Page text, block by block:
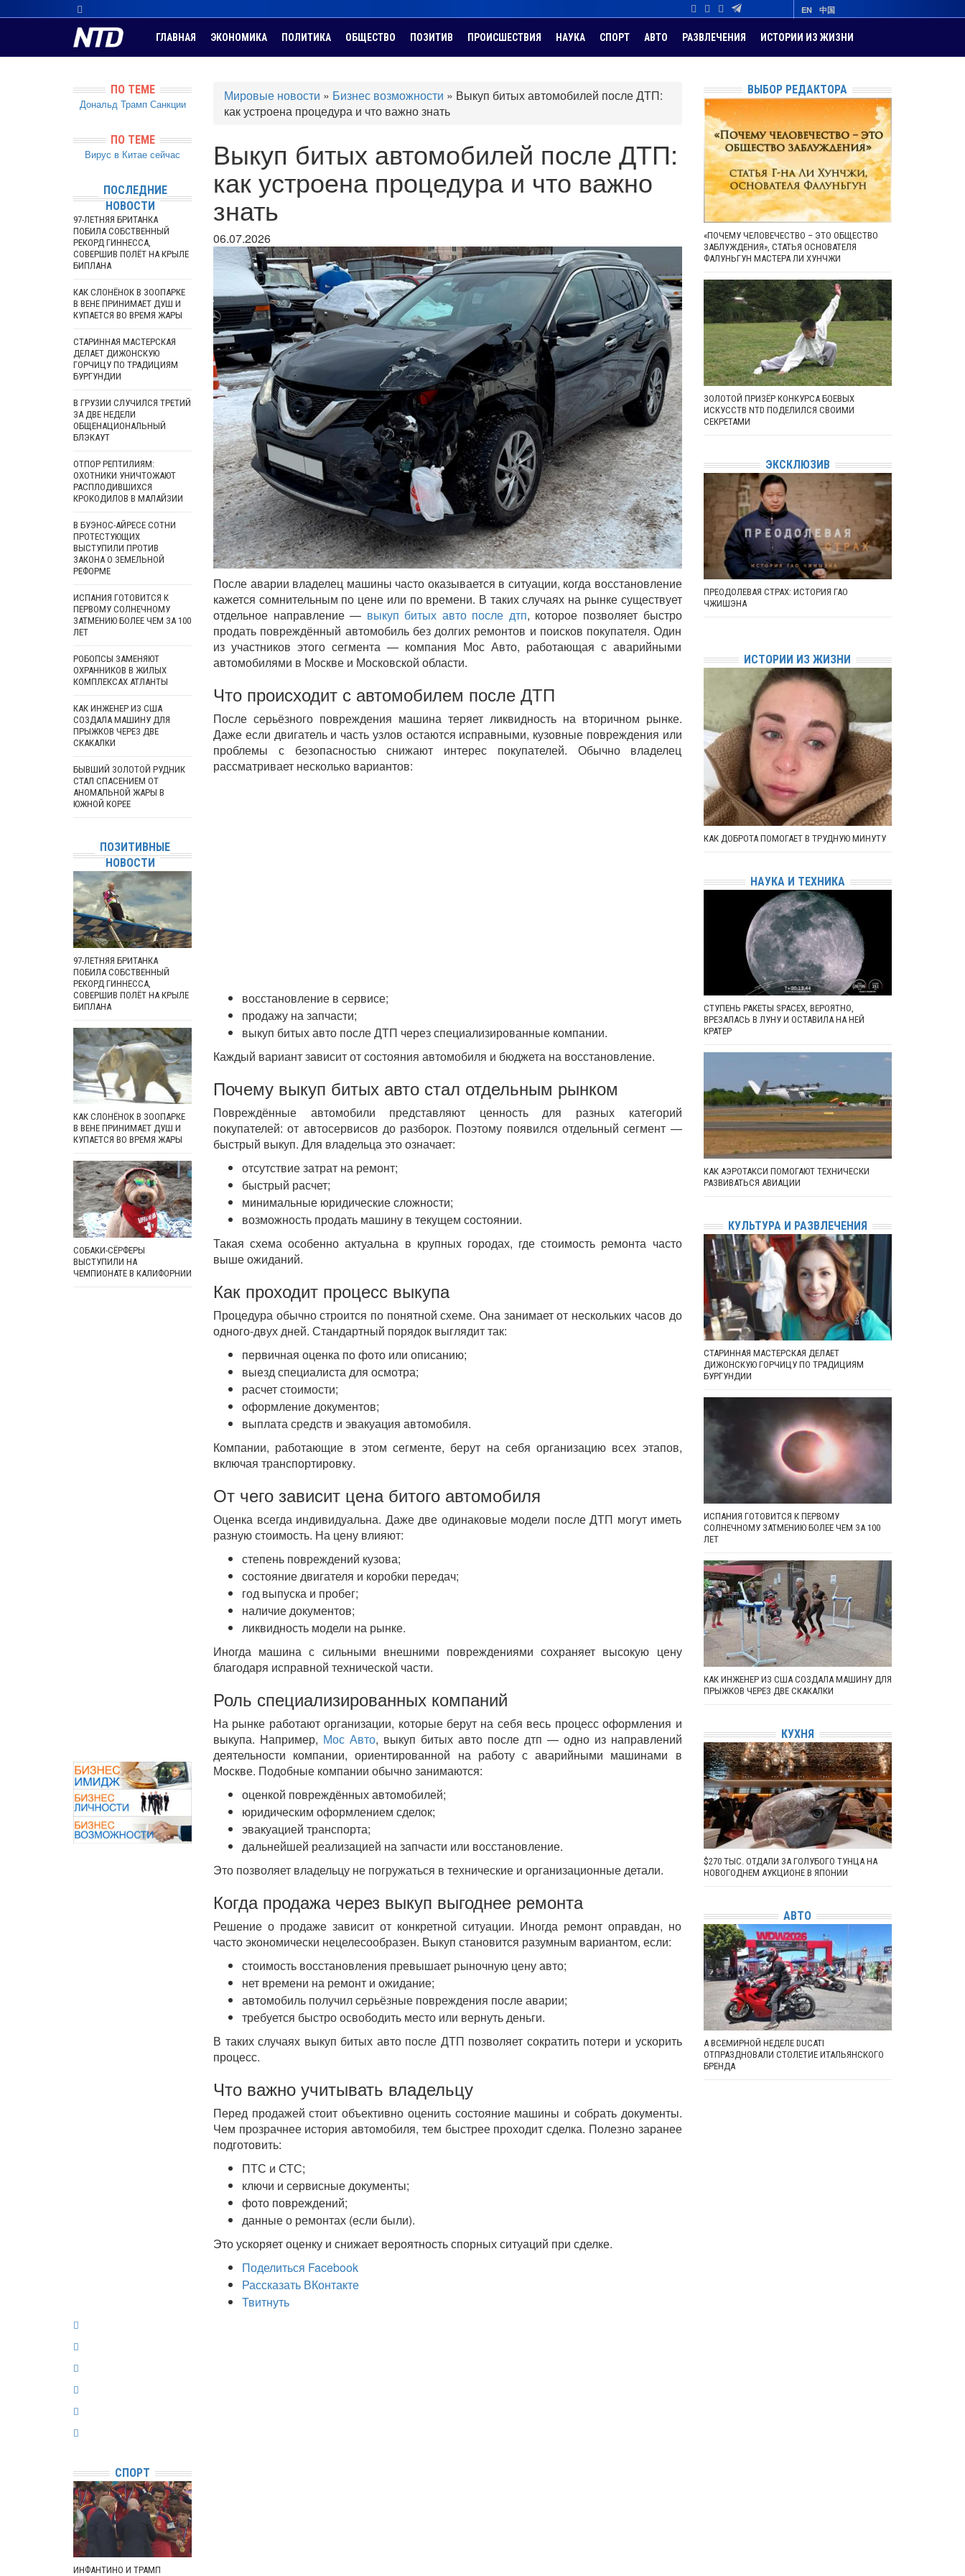
EN 中国
ГЛАВНАЯ ЭКОНОМИКА ПОЛИТИКА ОБЩЕСТВО ПОЗИТИВ ПРОИСШЕСТВИЯ НАУКА СПОРТ АВТО РАЗВЛЕЧЕНИЯ ИСТОРИИ ИЗ ЖИЗНИ
Мировые новости » Бизнес возможности » Выкуп битых автомобилей после ДТП:
как устроена процедура и что важно знать
Выкуп битых автомобилей после ДТП:
как устроена процедура и что важно
знать
06.07.2026
После аварии владелец машины часто оказывается в ситуации, когда восстановление
кажется сомнительным по цене или по времени. В таких случаях на рынке существует
отдельное направление — выкуп битых авто после дтп, которое позволяет быстро
продать повреждённый автомобиль без долгих ремонтов и поисков покупателя. Один
из участников этого сегмента — компания Мос Авто, работающая с аварийными
автомобилями в Москве и Московской области.
Что происходит с автомобилем после ДТП
После серьёзного повреждения машина теряет ликвидность на вторичном рынке.
Даже если двигатель и часть узлов остаются исправными, кузовные повреждения или
проблемы с безопасностью снижают интерес покупателей. Обычно владелец
рассматривает несколько вариантов:
восстановление в сервисе;
продажу на запчасти;
выкуп битых авто после ДТП через специализированные компании.
Каждый вариант зависит от состояния автомобиля и бюджета на восстановление.
Почему выкуп битых авто стал отдельным рынком
Повреждённые автомобили представляют ценность для разных категорий
покупателей: от автосервисов до разборок. Поэтому появился отдельный сегмент —
быстрый выкуп. Для владельца это означает:
отсутствие затрат на ремонт;
быстрый расчет;
минимальные юридические сложности;
возможность продать машину в текущем состоянии.
Такая схема особенно актуальна в крупных городах, где стоимость ремонта часто
выше ожиданий.
Как проходит процесс выкупа
Процедура обычно строится по понятной схеме. Она занимает от нескольких часов до
одного-двух дней. Стандартный порядок выглядит так:
первичная оценка по фото или описанию;
выезд специалиста для осмотра;
расчет стоимости;
оформление документов;
выплата средств и эвакуация автомобиля.
Компании, работающие в этом сегменте, берут на себя организацию всех этапов,
включая транспортировку.
От чего зависит цена битого автомобиля
Оценка всегда индивидуальна. Даже две одинаковые модели после ДТП могут иметь
разную стоимость. На цену влияют:
степень повреждений кузова;
состояние двигателя и коробки передач;
год выпуска и пробег;
наличие документов;
ликвидность модели на рынке.
Иногда машина с сильными внешними повреждениями сохраняет высокую цену
благодаря исправной технической части.
Роль специализированных компаний
На рынке работают организации, которые берут на себя весь процесс оформления и
выкупа. Например, Мос Авто, выкуп битых авто после дтп — одно из направлений
деятельности компании, ориентированной на работу с аварийными машинами в
Москве. Подобные компании обычно занимаются:
оценкой повреждённых автомобилей;
юридическим оформлением сделок;
эвакуацией транспорта;
дальнейшей реализацией на запчасти или восстановление.
Это позволяет владельцу не погружаться в технические и организационные детали.
Когда продажа через выкуп выгоднее ремонта
Решение о продаже зависит от конкретной ситуации. Иногда ремонт оправдан, но
часто экономически нецелесообразен. Выкуп становится разумным вариантом, если:
стоимость восстановления превышает рыночную цену авто;
нет времени на ремонт и ожидание;
автомобиль получил серьёзные повреждения после аварии;
требуется быстро освободить место или вернуть деньги.
В таких случаях выкуп битых авто после ДТП позволяет сократить потери и ускорить
процесс.
Что важно учитывать владельцу
Перед продажей стоит объективно оценить состояние машины и собрать документы.
Чем прозрачнее история автомобиля, тем быстрее проходит сделка. Полезно заранее
подготовить:
ПТС и СТС;
ключи и сервисные документы;
фото повреждений;
данные о ремонтах (если были).
Это ускоряет оценку и снижает вероятность спорных ситуаций при сделке.
Поделиться Facebook
Рассказать ВКонтакте
Твитнуть
ПО ТЕМЕ
Дональд Трамп Санкции
ПО ТЕМЕ
Вирус в Китае сейчас
ПОСЛЕДНИЕ
НОВОСТИ
97-ЛЕТНЯЯ БРИТАНКА
ПОБИЛА СОБСТВЕННЫЙ
РЕКОРД ГИННЕССА,
СОВЕРШИВ ПОЛЁТ НА КРЫЛЕ
БИПЛАНА
КАК СЛОНЁНОК В ЗООПАРКЕ
В ВЕНЕ ПРИНИМАЕТ ДУШ И
КУПАЕТСЯ ВО ВРЕМЯ ЖАРЫ
СТАРИННАЯ МАСТЕРСКАЯ
ДЕЛАЕТ ДИЖОНСКУЮ
ГОРЧИЦУ ПО ТРАДИЦИЯМ
БУРГУНДИИ
В ГРУЗИИ СЛУЧИЛСЯ ТРЕТИЙ
ЗА ДВЕ НЕДЕЛИ
ОБЩЕНАЦИОНАЛЬНЫЙ
БЛЭКАУТ
ОТПОР РЕПТИЛИЯМ:
ОХОТНИКИ УНИЧТОЖАЮТ
РАСПЛОДИВШИХСЯ
КРОКОДИЛОВ В МАЛАЙЗИИ
В БУЭНОС-АЙРЕСЕ СОТНИ
ПРОТЕСТУЮЩИХ
ВЫСТУПИЛИ ПРОТИВ
ЗАКОНА О ЗЕМЕЛЬНОЙ
РЕФОРМЕ
ИСПАНИЯ ГОТОВИТСЯ К
ПЕРВОМУ СОЛНЕЧНОМУ
ЗАТМЕНИЮ БОЛЕЕ ЧЕМ ЗА 100
ЛЕТ
РОБОПСЫ ЗАМЕНЯЮТ
ОХРАННИКОВ В ЖИЛЫХ
КОМПЛЕКСАХ АТЛАНТЫ
КАК ИНЖЕНЕР ИЗ США
СОЗДАЛА МАШИНУ ДЛЯ
ПРЫЖКОВ ЧЕРЕЗ ДВЕ
СКАКАЛКИ
БЫВШИЙ ЗОЛОТОЙ РУДНИК
СТАЛ СПАСЕНИЕМ ОТ
АНОМАЛЬНОЙ ЖАРЫ В
ЮЖНОЙ КОРЕЕ
ПОЗИТИВНЫЕ
НОВОСТИ
97-ЛЕТНЯЯ БРИТАНКА
ПОБИЛА СОБСТВЕННЫЙ
РЕКОРД ГИННЕССА,
СОВЕРШИВ ПОЛЁТ НА КРЫЛЕ
БИПЛАНА
КАК СЛОНЁНОК В ЗООПАРКЕ
В ВЕНЕ ПРИНИМАЕТ ДУШ И
КУПАЕТСЯ ВО ВРЕМЯ ЖАРЫ
СОБАКИ-СЁРФЕРЫ
ВЫСТУПИЛИ НА
ЧЕМПИОНАТЕ В КАЛИФОРНИИ
СПОРТ
ИНФАНТИНО И ТРАМП
ВЫБОР РЕДАКТОРА
«ПОЧЕМУ ЧЕЛОВЕЧЕСТВО – ЭТО ОБЩЕСТВО
ЗАБЛУЖДЕНИЯ», СТАТЬЯ ОСНОВАТЕЛЯ
ФАЛУНЬГУН МАСТЕРА ЛИ ХУНЧЖИ
ЗОЛОТОЙ ПРИЗЁР КОНКУРСА БОЕВЫХ
ИСКУССТВ NTD ПОДЕЛИЛСЯ СВОИМИ
СЕКРЕТАМИ
ЭКСКЛЮЗИВ
ПРЕОДОЛЕВАЯ СТРАХ: ИСТОРИЯ ГАО
ЧЖИШЭНА
ИСТОРИИ ИЗ ЖИЗНИ
КАК ДОБРОТА ПОМОГАЕТ В ТРУДНУЮ МИНУТУ
НАУКА И ТЕХНИКА
СТУПЕНЬ РАКЕТЫ SPACEX, ВЕРОЯТНО,
ВРЕЗАЛАСЬ В ЛУНУ И ОСТАВИЛА НА НЕЙ
КРАТЕР
КАК АЭРОТАКСИ ПОМОГАЮТ ТЕХНИЧЕСКИ
РАЗВИВАТЬСЯ АВИАЦИИ
КУЛЬТУРА И РАЗВЛЕЧЕНИЯ
СТАРИННАЯ МАСТЕРСКАЯ ДЕЛАЕТ
ДИЖОНСКУЮ ГОРЧИЦУ ПО ТРАДИЦИЯМ
БУРГУНДИИ
ИСПАНИЯ ГОТОВИТСЯ К ПЕРВОМУ
СОЛНЕЧНОМУ ЗАТМЕНИЮ БОЛЕЕ ЧЕМ ЗА 100
ЛЕТ
КАК ИНЖЕНЕР ИЗ США СОЗДАЛА МАШИНУ ДЛЯ
ПРЫЖКОВ ЧЕРЕЗ ДВЕ СКАКАЛКИ
КУХНЯ
$270 ТЫС. ОТДАЛИ ЗА ГОЛУБОГО ТУНЦА НА
НОВОГОДНЕМ АУКЦИОНЕ В ЯПОНИИ
АВТО
А ВСЕМИРНОЙ НЕДЕЛЕ DUCATI
ОТПРАЗДНОВАЛИ СТОЛЕТИЕ ИТАЛЬЯНСКОГО
БРЕНДА